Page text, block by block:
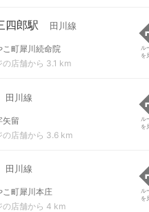
四郎駅 田川線
こ町犀川続命院
の店舗から 3.1 km
ル
を
田川線
矢留
の店舗から 3.6 km
ル
を
田川線
こ町犀川本庄
の店舗から 4 km
ル
を